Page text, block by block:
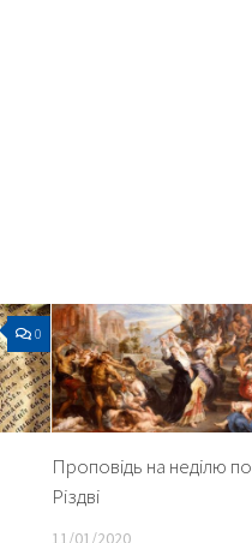
0
Проповідь на неділю по
Різдві
11/01/2020